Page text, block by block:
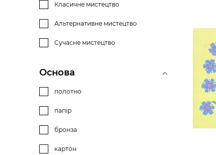
Класичне мистецтво
Альтернативне мистецтво
Сучасне мистецтво
Основа
полотно
папір
бронза
картон